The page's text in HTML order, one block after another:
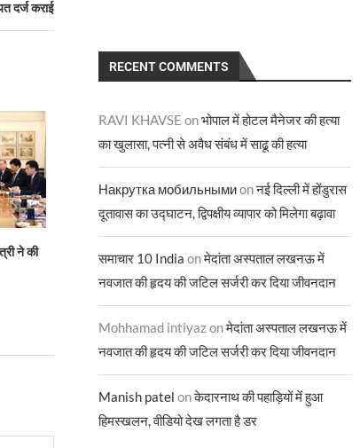
दर्ज कराई
ने की
लोकसभा में विदेश मंत्रालयः पड़ोसियों संग
August 4, 2026
पड़ोसी प्रथमः 100
August
RECENT COMMENTS
RAVI KHAVSE onभोपाल में होटल मैनेजर की हत्या
का खुलासा, पत्नी से अवैध संबंध में साढू की हत्या
Накрутка мобильнымиonनई दिल्ली में होंडुरास
दूतावास का उद्घाटन, द्विपक्षीय व्यापार को मिलेगा बढ़ावा
समाचार 10 India onमेदांता अस्पताल लखनऊ में
नवजात की हृदय की जटिल सर्जरी कर दिया जीवनदान
Mohhamad intiyazonमेदांता अस्पताल लखनऊ में
नवजात की हृदय की जटिल सर्जरी कर दिया जीवनदान
Manish patel onकेदारनाथ की पहाड़ियों में हुआ
हिमस्खलन, वीडियो देख लगता है डर